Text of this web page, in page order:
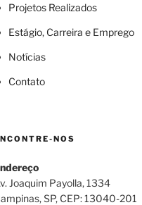
Projetos Realizados
Estágio, Carreira e Emprego
Notícias
Contato
NOS
Joaquim Payolla, 1334
SP, CEP: 13040-201